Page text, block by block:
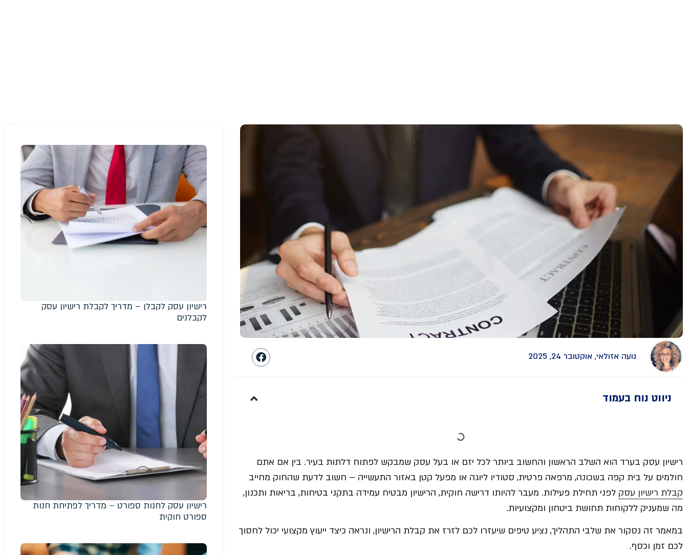
נועה אזולאי, אוקטובר 24, 2025
ניווט נוח בעמוד
רישיון עסק בערד הוא השלב הראשון והחשוב ביותר לכל יזם או בעל עסק שמבקש לפתוח דלתות בעיר. בין אם אתם
חולמים על בית קפה בשכונה, מרפאה פרטית, סטודיו ליוגה או מפעל קטן באזור התעשייה – חשוב לדעת שהחוק מחייב
קבלת רישיון עסק לפני תחילת פעילות. מעבר להיותו דרישה חוקית, הרישיון מבטיח עמידה בתקני בטיחות, בריאות ותכנון,
מה שמעניק ללקוחות תחושת ביטחון ומקצועיות.
במאמר זה נסקור את שלבי התהליך, נציע טיפים שיעזרו לכם לזרז את קבלת הרישיון, ונראה כיצד ייעוץ מקצועי יכול לחסוך
לכם זמן וכסף.
רישיון עסק לקבלן – מדריך לקבלת רישיון עסק
לקבלנים
רישיון עסק לחנות ספורט – מדריך לפתיחת חנות
ספורט חוקית